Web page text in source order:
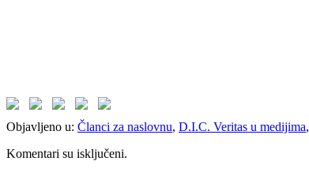
Objavljeno u: Članci za naslovnu, D.I.C. Veritas u medijima,
Komentari su isključeni.